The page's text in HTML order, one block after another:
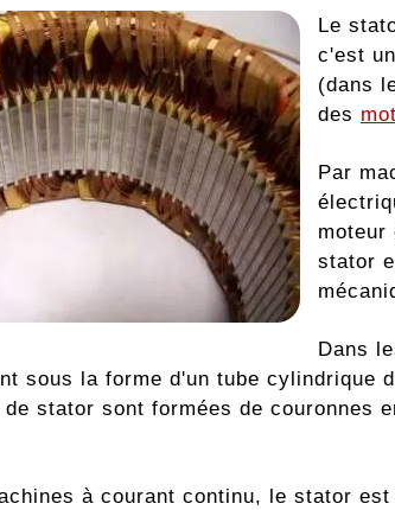
Le
c'est
(dans
des
Par
moteur
stator
Dans
sous la forme d'un tube cylindrique
stator sont formées de couronnes
à courant continu, le stator